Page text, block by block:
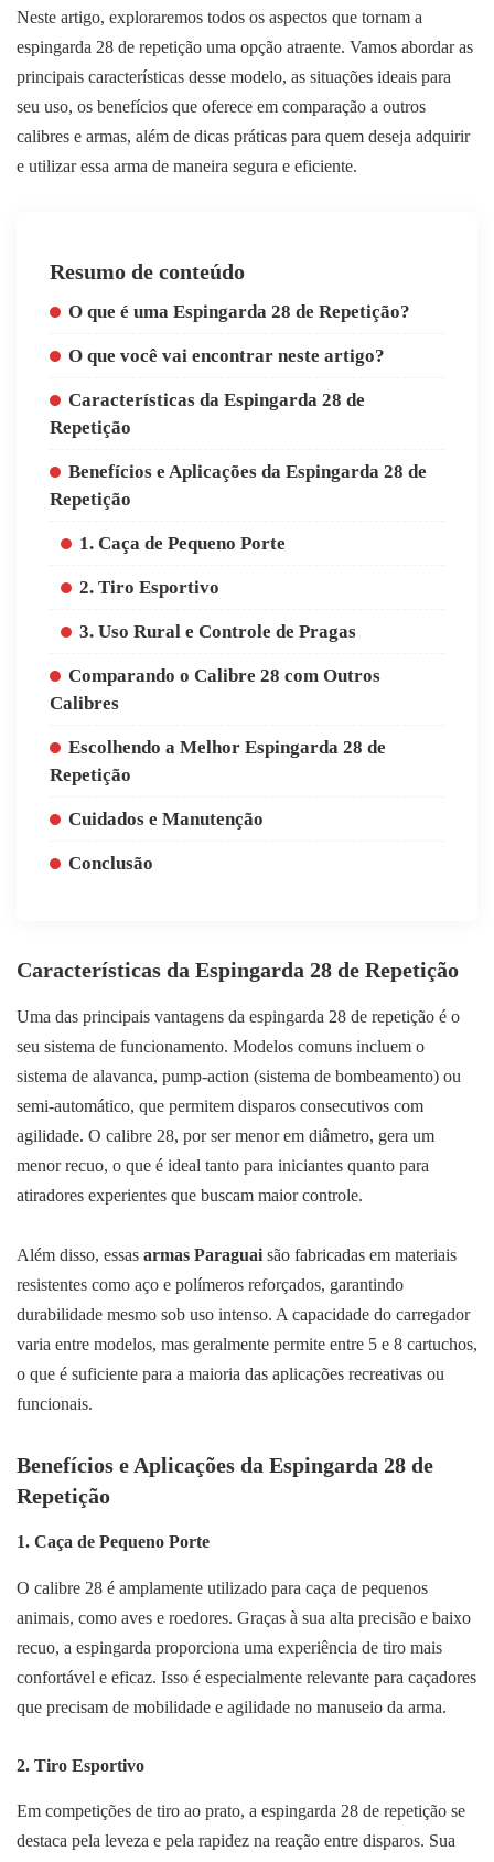
Neste artigo, exploraremos todos os aspectos que tornam a
espingarda 28 de repetição uma opção atraente. Vamos abordar as
principais características desse modelo, as situações ideais para
seu uso, os benefícios que oferece em comparação a outros
calibres e armas, além de dicas práticas para quem deseja adquirir
e utilizar essa arma de maneira segura e eficiente.
Resumo de conteúdo
O que é uma Espingarda 28 de Repetição?
O que você vai encontrar neste artigo?
Características da Espingarda 28 de
Repetição
Benefícios e Aplicações da Espingarda 28 de
Repetição
1. Caça de Pequeno Porte
2. Tiro Esportivo
3. Uso Rural e Controle de Pragas
Comparando o Calibre 28 com Outros
Calibres
Escolhendo a Melhor Espingarda 28 de
Repetição
Cuidados e Manutenção
Conclusão
Características da Espingarda 28 de Repetição
Uma das principais vantagens da espingarda 28 de repetição é o
seu sistema de funcionamento. Modelos comuns incluem o
sistema de alavanca, pump-action (sistema de bombeamento) ou
semi-automático, que permitem disparos consecutivos com
agilidade. O calibre 28, por ser menor em diâmetro, gera um
menor recuo, o que é ideal tanto para iniciantes quanto para
atiradores experientes que buscam maior controle.
Além disso, essas armas Paraguaisão fabricadas em materiais
resistentes como aço e polímeros reforçados, garantindo
durabilidade mesmo sob uso intenso. A capacidade do carregador
varia entre modelos, mas geralmente permite entre 5 e 8 cartuchos,
o que é suficiente para a maioria das aplicações recreativas ou
funcionais.
Benefícios e Aplicações da Espingarda 28 de
Repetição
1. Caça de Pequeno Porte
O calibre 28 é amplamente utilizado para caça de pequenos
animais, como aves e roedores. Graças à sua alta precisão e baixo
recuo, a espingarda proporciona uma experiência de tiro mais
confortável e eficaz. Isso é especialmente relevante para caçadores
que precisam de mobilidade e agilidade no manuseio da arma.
2. Tiro Esportivo
Em competições de tiro ao prato, a espingarda 28 de repetição se
destaca pela leveza e pela rapidez na reação entre disparos. Sua